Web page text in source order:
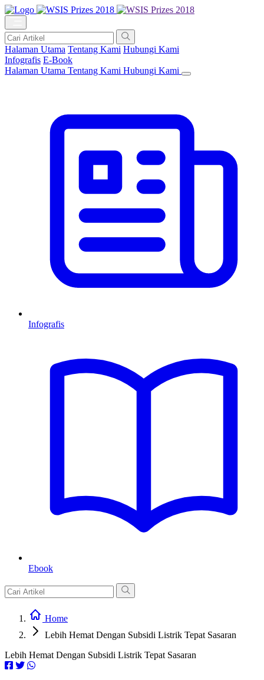
Halaman Utama Tentang Kami Hubungi Kami
Infografis E-Book
Halaman Utama Tentang Kami Hubungi Kami
Infografis
Ebook
Home
Lebih Hemat Dengan Subsidi Listrik Tepat Sasaran
Lebih Hemat Dengan Subsidi Listrik Tepat Sasaran